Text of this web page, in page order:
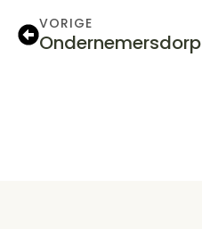
VORIGE
Ondernemersdorp